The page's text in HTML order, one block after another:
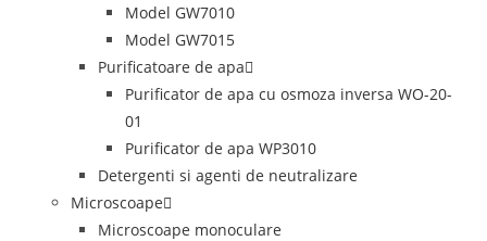
Model GW7010
Model GW7015
Purificatoare de apa
Purificator de apa cu osmoza inversa WO-20-
01
Purificator de apa WP3010
Detergenti si agenti de neutralizare
Microscoape
Microscoape monoculare